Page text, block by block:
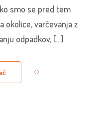
smo se pred tem
okolice, varčevanja z
odpadkov, […]